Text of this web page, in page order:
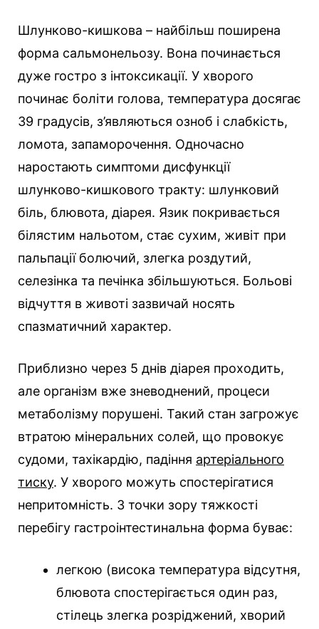
Шлунково-кишкова – найбільш поширена
форма сальмонельозу. Вона починається
дуже гостро з інтоксикації. У хворого
починає боліти голова, температура досягає
39 градусів, з’являються озноб і слабкість,
ломота, запаморочення. Одночасно
наростають симптоми дисфункції
шлунково-кишкового тракту: шлунковий
біль, блювота, діарея. Язик покривається
білястим нальотом, стає сухим, живіт при
пальпації болючий, злегка роздутий,
селезінка та печінка збільшуються. Больові
відчуття в животі зазвичай носять
спазматичний характер.
Приблизно через 5 днів діарея проходить,
але організм вже зневоднений, процеси
метаболізму порушені. Такий стан загрожує
втратою мінеральних солей, що провокує
судоми, тахікардію, падіння артеріального
тиску. У хворого можуть спостерігатися
непритомність. З точки зору тяжкості
перебігу гастроінтестинальна форма буває:
легкою (висока температура відсутня,
блювота спостерігається один раз,
стілець злегка розріджений, хворий